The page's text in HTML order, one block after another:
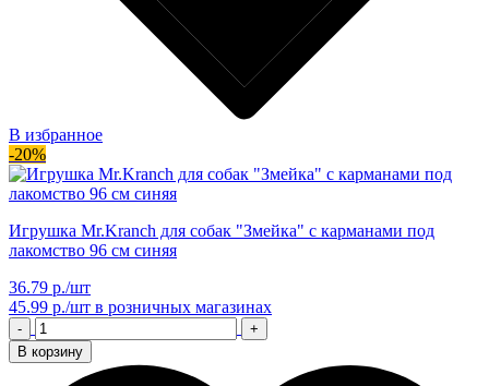
В избранное
-20%
Игрушка Mr.Kranch для собак "Змейка" с карманами под
лакомство 96 см синяя
36.79 р./шт
45.99 р./шт в розничных магазинах
-
+
В корзину